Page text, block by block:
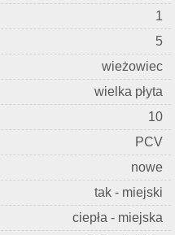
1
5
wieżowiec
wielka płyta
10
PCV
nowe
tak - miejski
ciepła - miejska